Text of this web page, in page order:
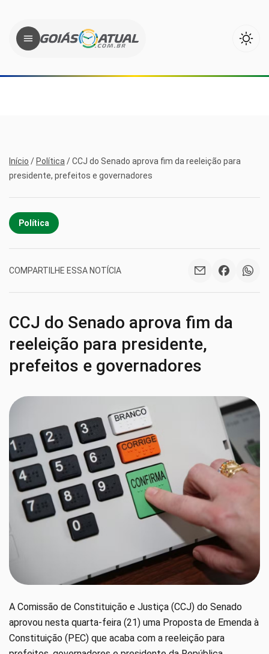
Início / Política /CCJ do Senado aprova fim da reeleição para
presidente, prefeitos e governadores
Política
COMPARTILHE ESSA NOTÍCIA
CCJ do Senado aprova fim da
reeleição para presidente,
prefeitos e governadores
A Comissão de Constituição e Justiça (CCJ) do Senado
aprovou nesta quarta-feira (21) uma Proposta de Emenda à
Constituição (PEC) que acaba com a reeleição para